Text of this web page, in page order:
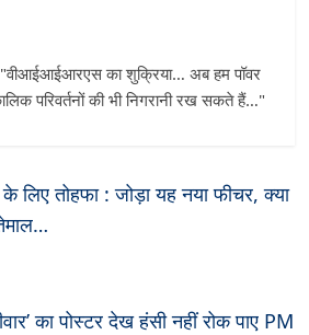
"वीआईआईआरएस का शुक्रिया… अब हम पॉवर
परिवर्तनों की भी निगरानी रख सकते हैं…"
तोहफा : जोड़ा यह नया फीचर, क्या
का पोस्टर देख हंसी नहीं रोक पाए PM